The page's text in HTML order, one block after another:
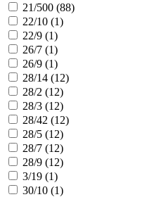
21/500 (88)
22/10 (1)
22/9 (1)
26/7 (1)
26/9 (1)
28/14 (12)
28/2 (12)
28/3 (12)
28/42 (12)
28/5 (12)
28/7 (12)
28/9 (12)
3/19 (1)
30/10 (1)